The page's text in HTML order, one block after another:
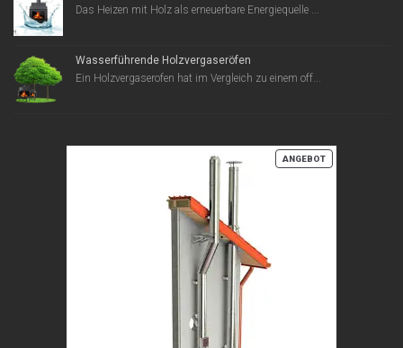
Das Heizen mit Holz als erneuerbare Energiequelle ...
Wasserführende Holzvergaseröfen
Ein Holzvergaserofen hat im Vergleich zu einem off...
ANGEBOTPRODUKT
IM